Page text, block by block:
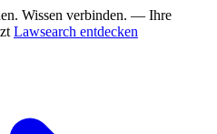
Wissen verbinden. — Ihre
Lawsearch entdecken